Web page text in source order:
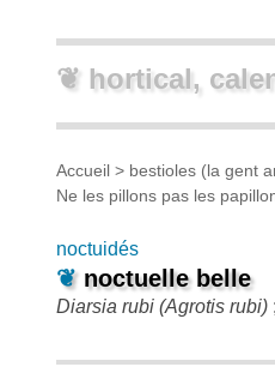
❦ hortical,
Accueil > bestioles (la gent
Ne les pillons pas les
noctuidés
❦ noctuelle belle
Diarsia rubi (Agrotis rubi)